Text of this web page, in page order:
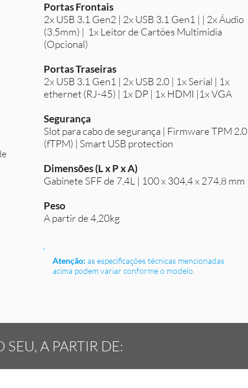
Portas Frontais
2x USB 3.1 Gen2 | 2x USB 3.1 Gen1 | | 2x Áudio
(3,5mm) | 1x Leitor de Cartões Multimidia
(Opcional)
Portas Traseiras
2x USB 3.1 Gen1 | 2x USB 2.0 | 1x Serial | 1x
ethernet (RJ-45) | 1x DP | 1x HDMI |1x VGA
Segurança
Slot para cabo de segurança | Firmware TPM 2.0
(fTPM) | Smart USB protection
Dimensões (L x P x A)
Gabinete SFF de 7,4L | 100 x 304,4 x 274,8 mm
Peso
A partir de 4,20kg
Atenção: as especificações técnicas mencionadas
acima podem variar conforme o modelo.
SEU, A PARTIR DE: